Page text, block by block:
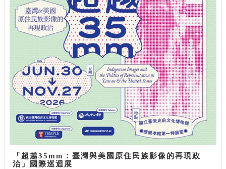
「超越35mm：臺灣與美國原住民族影像的再現政
治」國際巡迴展